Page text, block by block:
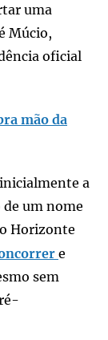
uma
Múcio,
oficial
mão da
a
um nome
Horizonte
e
sem